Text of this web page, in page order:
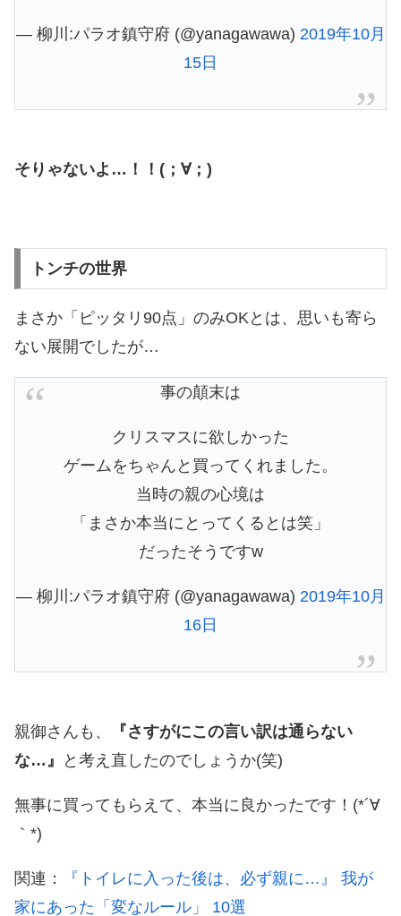
— 柳川:パラオ鎮守府 (@yanagawawa) 2019年10月
15日
そりゃないよ…！！(；∀；)
トンチの世界
まさか「ピッタリ90点」のみOKとは、思いも寄ら
ない展開でしたが…
事の顛末は
クリスマスに欲しかった
ゲームをちゃんと買ってくれました。
当時の親の心境は
「まさか本当にとってくるとは笑」
だったそうですw
— 柳川:パラオ鎮守府 (@yanagawawa) 2019年10月
16日
親御さんも、
『さすがにこの言い訳は通らない
な…』
と考え直したのでしょうか(笑)
無事に買ってもらえて、本当に良かったです！(*´∀
｀*)
関連：
『トイレに入った後は、必ず親に…』 我が
家にあった「変なルール」 10選